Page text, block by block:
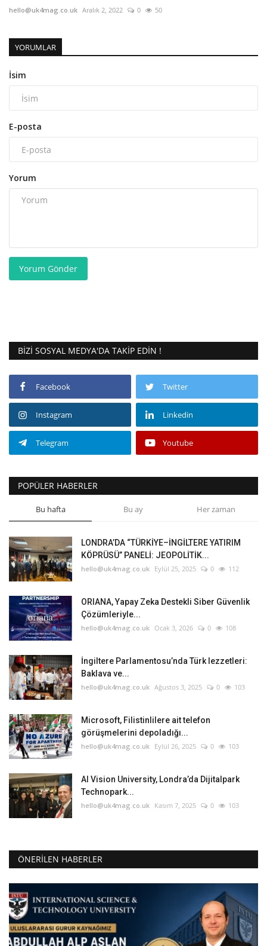
hello@uk4mag.co.uk Aralık 2, 2022 0 50
YORUMLAR
İsim
E-posta
Yorum
Yorum Gönder
BIZI SOSYAL MEDYA'DA TAKIP EDIN !
Facebook Twitter
Instagram Linkedin
Telegram Youtube
POPÜLER HABERLER
Bu hafta Bu ay Her zaman
LONDRA’DA “TÜRKİYE–İNGİLTERE YATIRIM
KÖPRÜSÜ” PANELİ: JEOPOLİTİK...
hello@uk4mag.co.uk Eylül 25, 2025 0 112
ORIANA, Yapay Zeka Destekli Siber Güvenlik
Çözümleriyle...
hello@uk4mag.co.uk Ocak 3, 2026 0 108
İngiltere Parlamentosu’nda Türk lezzetleri:
Baklava ve...
hello@uk4mag.co.uk Ağustos 3, 2025 0 103
Microsoft, Filistinlilere ait telefon
görüşmelerini depoladığı...
hello@uk4mag.co.uk Eylül 26, 2025 0 103
AI Vision University, Londra’da Dijitalpark
Technopark...
hello@uk4mag.co.uk Kasım 7, 2025 0 103
ÖNERILEN HABERLER